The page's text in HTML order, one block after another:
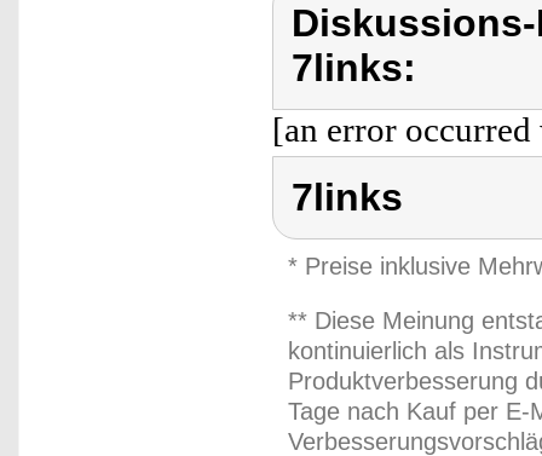
7links:
[an error
7links
* Preise inklusive
** Diese Meinung
kontinuierlich als
Produktverbesserung
Tage nach Kauf per E-